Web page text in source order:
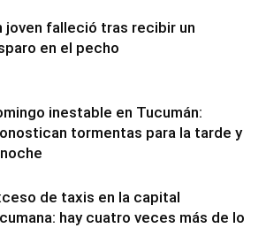
joven falleció tras recibir un
en el pecho
inestable en Tucumán:
tormentas para la tarde y
de taxis en la capital
hay cuatro veces más de lo